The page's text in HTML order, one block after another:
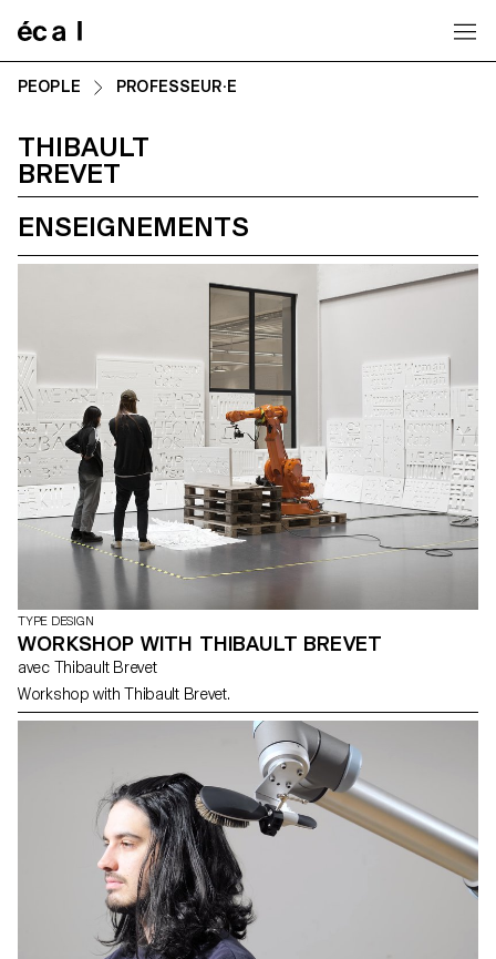
PEOPLE PROFESSEUR·E
THIBAULT
BREVET
ENSEIGNEMENTS
TYPE DESIGN
WORKSHOP WITH THIBAULT BREVET
avec Thibault Brevet
Workshop with Thibault Brevet.